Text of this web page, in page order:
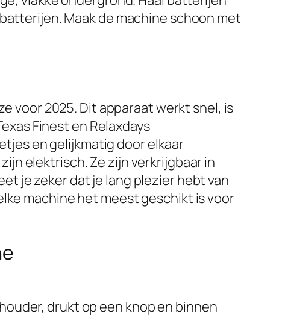
Maak de machine schoon met
voor 2025. Dit apparaat werkt snel, is
Finest en Relaxdays
en gelijkmatig door elkaar
elektrisch. Ze zijn verkrijgbaar in
je zeker dat je lang plezier hebt van
machine het meest geschikt is voor
drukt op een knop en binnen